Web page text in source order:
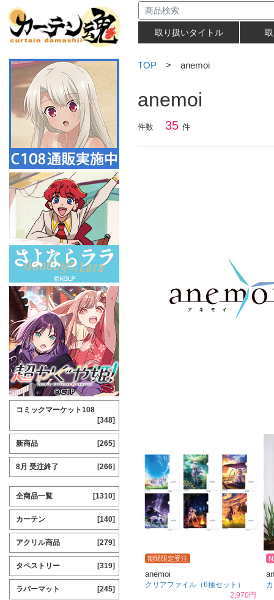
取り扱いタイトル
TOP > anemoi
anemoi
件数 35 件
期間限定受注
anemoi
クリアファイル（6種セット）
2,970円
コミックマーケット108
[348]
新商品 [265]
8月 受注終了 [266]
全商品一覧 [1310]
カーテン [140]
アクリル商品 [279]
タペストリー [319]
ラバーマット [245]